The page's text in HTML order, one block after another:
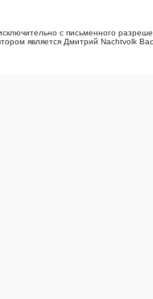
с письменного
является Дмитрий Nachtvolk